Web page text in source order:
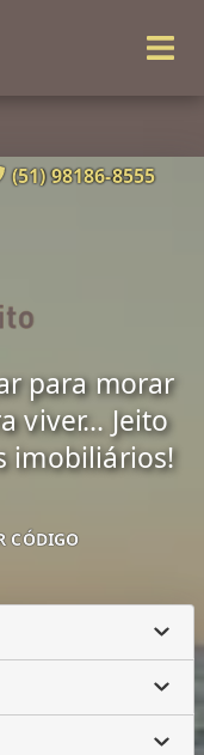
(51) 98186-8555
para morar
viver... Jeito
imobiliários!
CÓDIGO